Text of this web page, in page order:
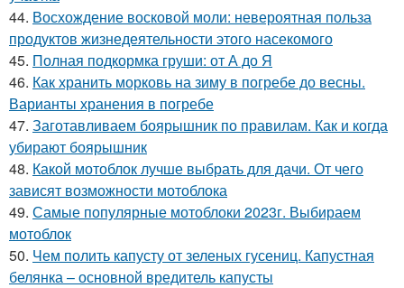
44. Восхождение восковой моли: невероятная польза
продуктов жизнедеятельности этого насекомого
45. Полная подкормка груши: от А до Я
46. Как хранить морковь на зиму в погребе до весны.
Варианты хранения в погребе
47. Заготавливаем боярышник по правилам. Как и когда
убирают боярышник
48. Какой мотоблок лучше выбрать для дачи. От чего
зависят возможности мотоблока
49. Самые популярные мотоблоки 2023г. Выбираем
мотоблок
50. Чем полить капусту от зеленых гусениц. Капустная
белянка – основной вредитель капусты